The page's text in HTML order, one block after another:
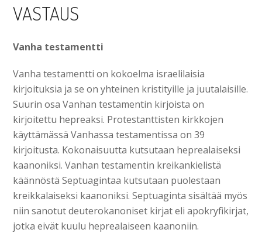
VASTAUS
Vanha testamentti
Vanha testamentti on kokoelma israelilaisia
kirjoituksia ja se on yhteinen kristityille ja juutalaisille.
Suurin osa Vanhan testamentin kirjoista on
kirjoitettu hepreaksi. Protestanttisten kirkkojen
käyttämässä Vanhassa testamentissa on 39
kirjoitusta. Kokonaisuutta kutsutaan heprealaiseksi
kaanoniksi. Vanhan testamentin kreikankielistä
käännöstä Septuagintaa kutsutaan puolestaan
kreikkalaiseksi kaanoniksi. Septuaginta sisältää myös
niin sanotut deuterokanoniset kirjat eli apokryfikirjat,
jotka eivät kuulu heprealaiseen kaanoniin.